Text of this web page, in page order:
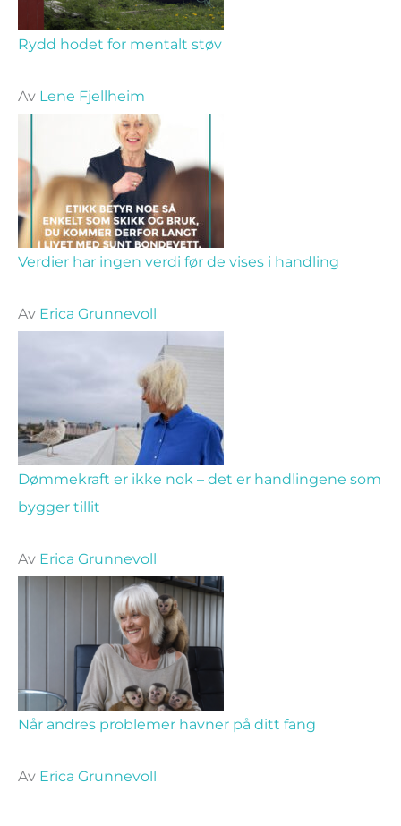
Rydd hodet for mentalt støv
Av Lene Fjellheim
Verdier har ingen verdi før de vises i handling
Av Erica Grunnevoll
Dømmekraft er ikke nok – det er handlingene som
bygger tillit
Av Erica Grunnevoll
Når andres problemer havner på ditt fang
Av Erica Grunnevoll